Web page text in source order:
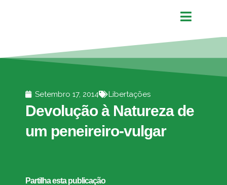
Setembro 17, 2014 Libertações
Devolução à Natureza de
um peneireiro-vulgar
Partilha esta publicação